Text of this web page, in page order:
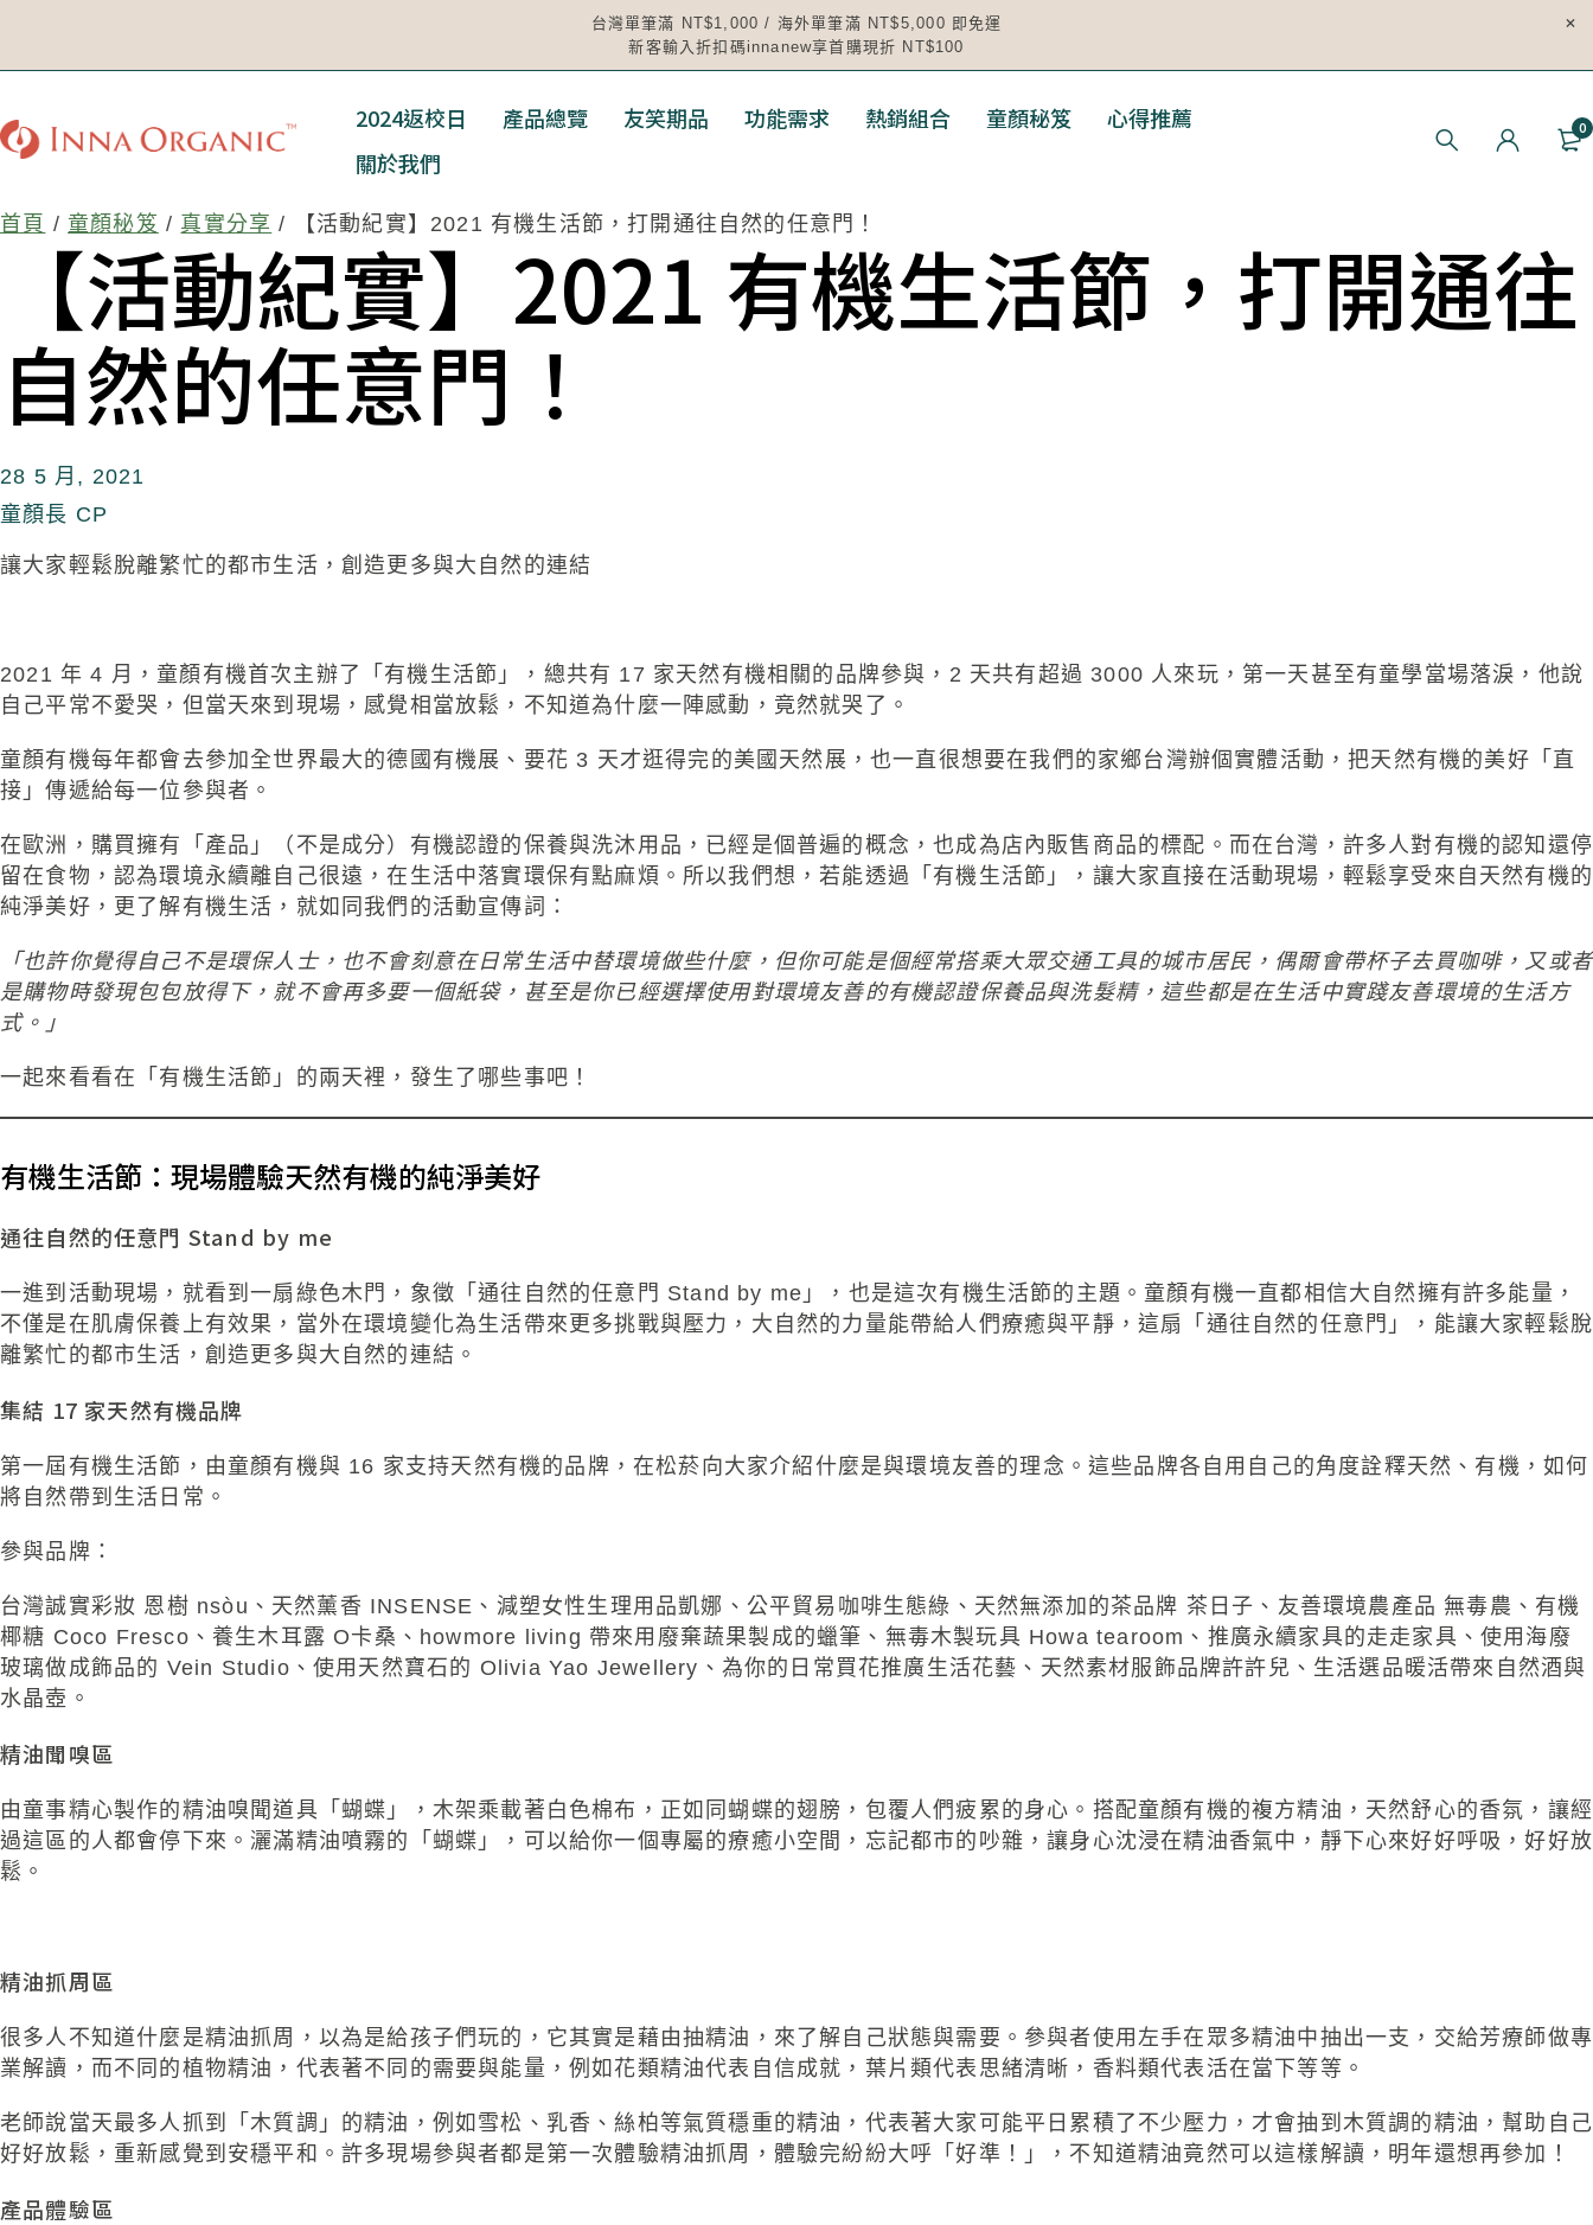
台灣單筆滿 NT$1,000 / 海外單筆滿 NT$5,000 即免運
新客輸入折扣碼innanew享首購現折 NT$100
2024返校日 產品總覽 友笑期品 功能需求 熱銷組合 童顏秘笈
心得推薦
關於我們
0
首頁 / 童顏秘笈 / 真實分享 / 【活動紀實】2021 有機生活節，打開通往自然的任意門！
【活動紀實】2021 有機生活節，打開通往
自然的任意門！
28 5 月, 2021
童顏長 CP
讓大家輕鬆脫離繁忙的都市生活，創造更多與大自然的連結
2021 年 4 月，童顏有機首次主辦了「有機生活節」，總共有 17 家天然有機相關的品牌參與，2 天共有超過 3000 人來玩，第一天甚至有童學當場落淚，他說
自己平常不愛哭，但當天來到現場，感覺相當放鬆，不知道為什麼一陣感動，竟然就哭了。
童顏有機每年都會去參加全世界最大的德國有機展、要花 3 天才逛得完的美國天然展，也一直很想要在我們的家鄉台灣辦個實體活動，把天然有機的美好「直
接」傳遞給每一位參與者。
在歐洲，購買擁有「產品」（不是成分）有機認證的保養與洗沐用品，已經是個普遍的概念，也成為店內販售商品的標配。而在台灣，許多人對有機的認知還停
留在食物，認為環境永續離自己很遠，在生活中落實環保有點麻煩。所以我們想，若能透過「有機生活節」，讓大家直接在活動現場，輕鬆享受來自天然有機的
純淨美好，更了解有機生活，就如同我們的活動宣傳詞：
「也許你覺得自己不是環保人士，也不會刻意在日常生活中替環境做些什麼，但你可能是個經常搭乘大眾交通工具的城市居民，偶爾會帶杯子去買咖啡，又或者
是購物時發現包包放得下，就不會再多要一個紙袋，甚至是你已經選擇使用對環境友善的有機認證保養品與洗髮精，這些都是在生活中實踐友善環境的生活方
式。」
一起來看看在「有機生活節」的兩天裡，發生了哪些事吧！
有機生活節：現場體驗天然有機的純淨美好
通往自然的任意門 Stand by me
一進到活動現場，就看到一扇綠色木門，象徵「通往自然的任意門 Stand by me」，也是這次有機生活節的主題。童顏有機一直都相信大自然擁有許多能量，
不僅是在肌膚保養上有效果，當外在環境變化為生活帶來更多挑戰與壓力，大自然的力量能帶給人們療癒與平靜，這扇「通往自然的任意門」，能讓大家輕鬆脫
離繁忙的都市生活，創造更多與大自然的連結。
集結 17 家天然有機品牌
第一屆有機生活節，由童顏有機與 16 家支持天然有機的品牌，在松菸向大家介紹什麼是與環境友善的理念。這些品牌各自用自己的角度詮釋天然、有機，如何
將自然帶到生活日常。
參與品牌：
台灣誠實彩妝 恩樹 nsòu、天然薰香 INSENSE、減塑女性生理用品凱娜、公平貿易咖啡生態綠、天然無添加的茶品牌 茶日子、友善環境農產品 無毒農、有機
椰糖 Coco Fresco、養生木耳露 O卡桑、howmore living 帶來用廢棄蔬果製成的蠟筆、無毒木製玩具 Howa tearoom、推廣永續家具的走走家具、使用海廢
玻璃做成飾品的 Vein Studio、使用天然寶石的 Olivia Yao Jewellery、為你的日常買花推廣生活花藝、天然素材服飾品牌許許兒、生活選品暖活帶來自然酒與
水晶壺。
精油聞嗅區
由童事精心製作的精油嗅聞道具「蝴蝶」，木架乘載著白色棉布，正如同蝴蝶的翅膀，包覆人們疲累的身心。搭配童顏有機的複方精油，天然舒心的香氛，讓經
過這區的人都會停下來。灑滿精油噴霧的「蝴蝶」，可以給你一個專屬的療癒小空間，忘記都市的吵雜，讓身心沈浸在精油香氣中，靜下心來好好呼吸，好好放
鬆。
精油抓周區
很多人不知道什麼是精油抓周，以為是給孩子們玩的，它其實是藉由抽精油，來了解自己狀態與需要。參與者使用左手在眾多精油中抽出一支，交給芳療師做專
業解讀，而不同的植物精油，代表著不同的需要與能量，例如花類精油代表自信成就，葉片類代表思緒清晰，香料類代表活在當下等等。
老師說當天最多人抓到「木質調」的精油，例如雪松、乳香、絲柏等氣質穩重的精油，代表著大家可能平日累積了不少壓力，才會抽到木質調的精油，幫助自己
好好放鬆，重新感覺到安穩平和。許多現場參與者都是第一次體驗精油抓周，體驗完紛紛大呼「好準！」，不知道精油竟然可以這樣解讀，明年還想再參加！
產品體驗區